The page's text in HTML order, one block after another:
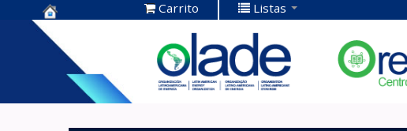
Centro de
Documentación
OLADE -
Carrito Listas